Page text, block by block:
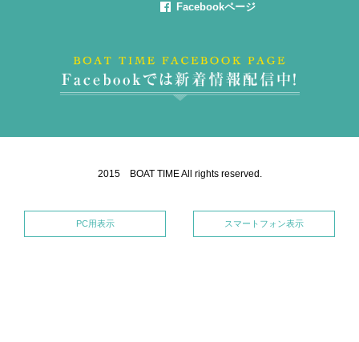
Facebookページ
2015 BOAT TIME All rights reserved.
PC用表示 スマートフォン表示